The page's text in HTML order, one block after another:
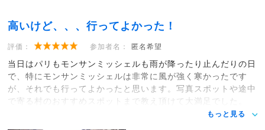
高いけど、、、行ってよかった！
評価： 参加者名： 匿名希望
当日はパリもモンサンミッシェルも雨が降ったり止んだりの日
で、特にモンサンミッシェルは非常に風が強く寒かったです
が、それでも行ってよかったと思います。写真スポットや途中
で寄る村のおすすめスポットまで教え頂けて大満足でした。
もっと見る